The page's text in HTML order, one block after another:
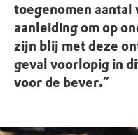
toegenomen aantal
aanleiding om op
zijn blij met deze
geval voorlopig in
voor de bever.”